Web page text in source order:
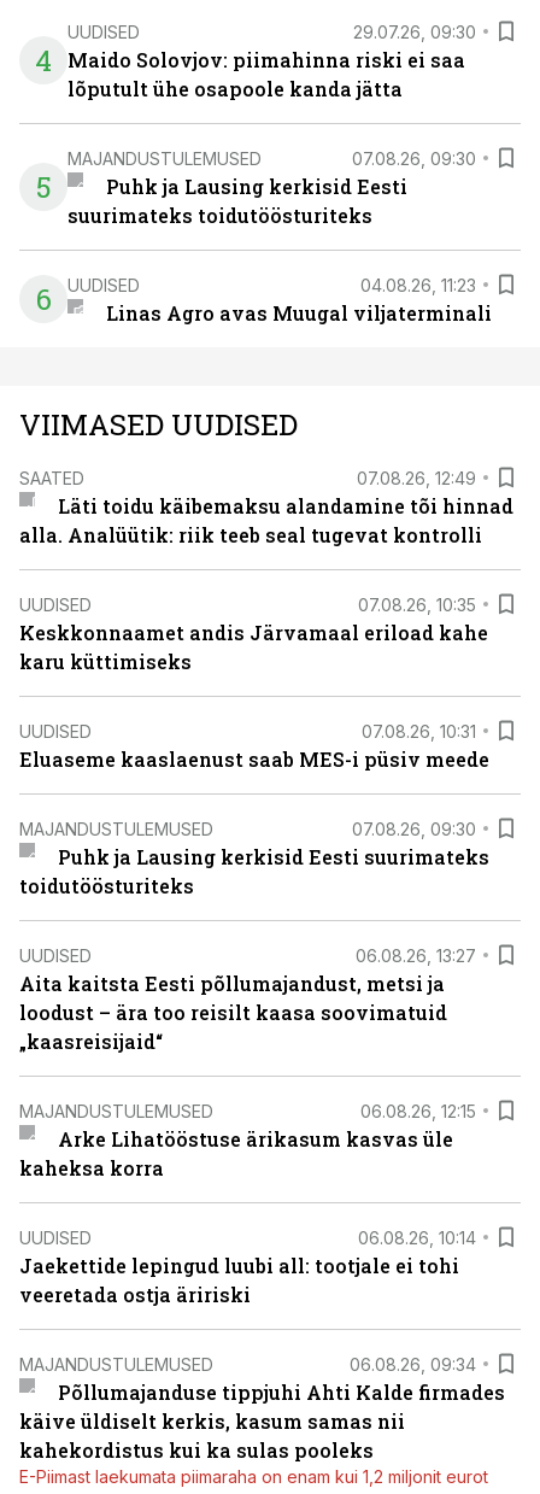
4
UUDISED 29.07.26, 09:30
Maido Solovjov: piimahinna riski ei saa
lõputult ühe osapoole kanda jätta
5
MAJANDUSTULEMUSED 07.08.26, 09:30
Puhk ja Lausing kerkisid Eesti
suurimateks toidutöösturiteks
6 UUDISED 04.08.26, 11:23
Linas Agro avas Muugal viljaterminali
VIIMASED UUDISED
SAATED 07.08.26, 12:49
Läti toidu käibemaksu alandamine tõi hinnad
alla. Analüütik: riik teeb seal tugevat kontrolli
UUDISED 07.08.26, 10:35
Keskkonnaamet andis Järvamaal eriload kahe
karu küttimiseks
UUDISED 07.08.26, 10:31
Eluaseme kaaslaenust saab MES-i püsiv meede
MAJANDUSTULEMUSED 07.08.26, 09:30
Puhk ja Lausing kerkisid Eesti suurimateks
toidutöösturiteks
UUDISED 06.08.26, 13:27
Aita kaitsta Eesti põllumajandust, metsi ja
loodust – ära too reisilt kaasa soovimatuid
„kaasreisijaid“
MAJANDUSTULEMUSED 06.08.26, 12:15
Arke Lihatööstuse ärikasum kasvas üle
kaheksa korra
UUDISED 06.08.26, 10:14
Jaekettide lepingud luubi all: tootjale ei tohi
veeretada ostja äririski
MAJANDUSTULEMUSED 06.08.26, 09:34
Põllumajanduse tippjuhi Ahti Kalde firmades
käive üldiselt kerkis, kasum samas nii
kahekordistus kui ka sulas pooleks
E-Piimast laekumata piimaraha on enam kui 1,2 miljonit eurot